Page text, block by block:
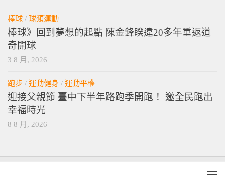
棒球 / 球類運動
棒球》回到夢想的起點 陳金鋒睽違20多年重返道
奇開球
3 8 月, 2026
跑步 / 運動健身 / 運動平權
迎接父親節 臺中下半年路跑季開跑！ 邀全民跑出
幸福時光
8 8 月, 2026